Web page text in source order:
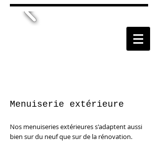
Menuiserie extérieure
Nos menuiseries extérieures s'adaptent aussi
bien sur du neuf que sur de la rénovation.